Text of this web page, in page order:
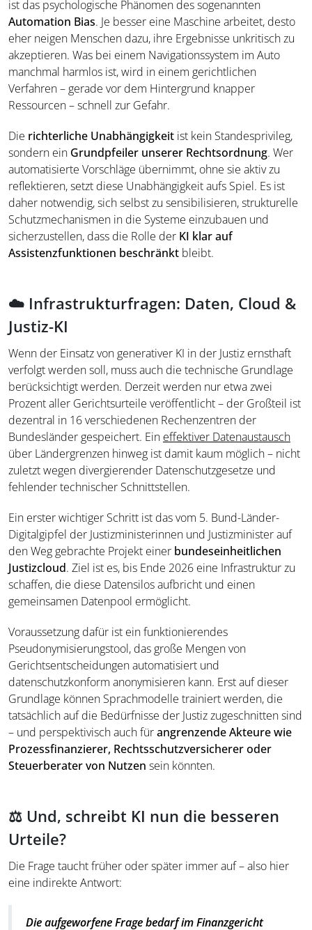
ist das psychologische Phänomen des sogenannten
Automation Bias. Je besser eine Maschine arbeitet, desto
eher neigen Menschen dazu, ihre Ergebnisse unkritisch zu
akzeptieren. Was bei einem Navigationssystem im Auto
manchmal harmlos ist, wird in einem gerichtlichen
Verfahren – gerade vor dem Hintergrund knapper
Ressourcen – schnell zur Gefahr.
Die richterliche Unabhängigkeit ist kein Standesprivileg,
sondern ein Grundpfeiler unserer Rechtsordnung. Wer
automatisierte Vorschläge übernimmt, ohne sie aktiv zu
reflektieren, setzt diese Unabhängigkeit aufs Spiel. Es ist
daher notwendig, sich selbst zu sensibilisieren, strukturelle
Schutzmechanismen in die Systeme einzubauen und
sicherzustellen, dass die Rolle der KI klar auf
Assistenzfunktionen beschränkt bleibt.
☁️ Infrastrukturfragen: Daten, Cloud &
Justiz-KI
Wenn der Einsatz von generativer KI in der Justiz ernsthaft
verfolgt werden soll, muss auch die technische Grundlage
berücksichtigt werden. Derzeit werden nur etwa zwei
Prozent aller Gerichtsurteile veröffentlicht – der Großteil ist
dezentral in 16 verschiedenen Rechenzentren der
Bundesländer gespeichert. Ein effektiver Datenaustausch
über Ländergrenzen hinweg ist damit kaum möglich – nicht
zuletzt wegen divergierender Datenschutzgesetze und
fehlender technischer Schnittstellen.
Ein erster wichtiger Schritt ist das vom 5. Bund-Länder-
Digitalgipfel der Justizministerinnen und Justizminister auf
den Weg gebrachte Projekt einer bundeseinheitlichen
Justizcloud. Ziel ist es, bis Ende 2026 eine Infrastruktur zu
schaffen, die diese Datensilos aufbricht und einen
gemeinsamen Datenpool ermöglicht.
Voraussetzung dafür ist ein funktionierendes
Pseudonymisierungstool, das große Mengen von
Gerichtsentscheidungen automatisiert und
datenschutzkonform anonymisieren kann. Erst auf dieser
Grundlage können Sprachmodelle trainiert werden, die
tatsächlich auf die Bedürfnisse der Justiz zugeschnitten sind
– und perspektivisch auch fürangrenzende Akteure wie
Prozessfinanzierer, Rechtsschutzversicherer oder
Steuerberater von Nutzen sein könnten.
⚖️ Und, schreibt KI nun die besseren
Urteile?
Die Frage taucht früher oder später immer auf – also hier
eine indirekte Antwort:
Die aufgeworfene Frage bedarf im Finanzgericht